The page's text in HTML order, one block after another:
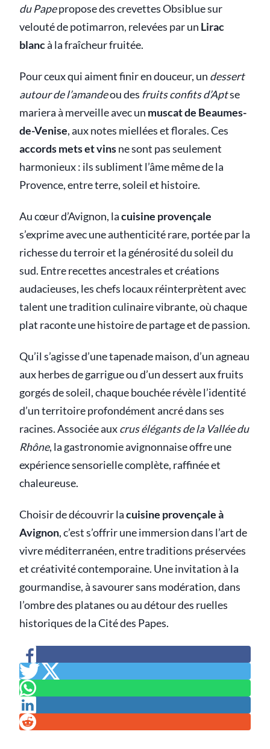
du Papepropose des crevettes Obsiblue sur
velouté de potimarron, relevées par un Lirac
blancà la fraîcheur fruitée.
Pour ceux qui aiment finir en douceur, un dessert
autour de l’amandeou des fruits confits d’Aptse
mariera à merveille avec un muscat de Beaumes-
de-Venise, aux notes miellées et florales. Ces
accords mets et vinsne sont pas seulement
harmonieux : ils subliment l’âme même de la
Provence, entre terre, soleil et histoire.
Au cœur d’Avignon, lacuisine provençale
s’exprime avec une authenticité rare, portée par la
richesse du terroir et la générosité du soleil du
sud. Entre recettes ancestrales et créations
audacieuses, les chefs locaux réinterprètent avec
talent une tradition culinaire vibrante, où chaque
plat raconte une histoire de partage et de passion.
Qu’il s’agisse d’une tapenade maison, d’un agneau
aux herbes de garrigue ou d’un dessert aux fruits
gorgés de soleil, chaque bouchée révèle l’identité
d’un territoire profondément ancré dans ses
racines. Associée auxcrus élégants de la Vallée du
Rhône, la gastronomie avignonnaise offre une
expérience sensorielle complète, raffinée et
chaleureuse.
Choisir de découvrir lacuisine provençale à
Avignon, c’est s’offrir une immersion dans l’art de
vivre méditerranéen, entre traditions préservées
et créativité contemporaine. Une invitation à la
gourmandise, à savourer sans modération, dans
l’ombre des platanes ou au détour des ruelles
historiques de la Cité des Papes.